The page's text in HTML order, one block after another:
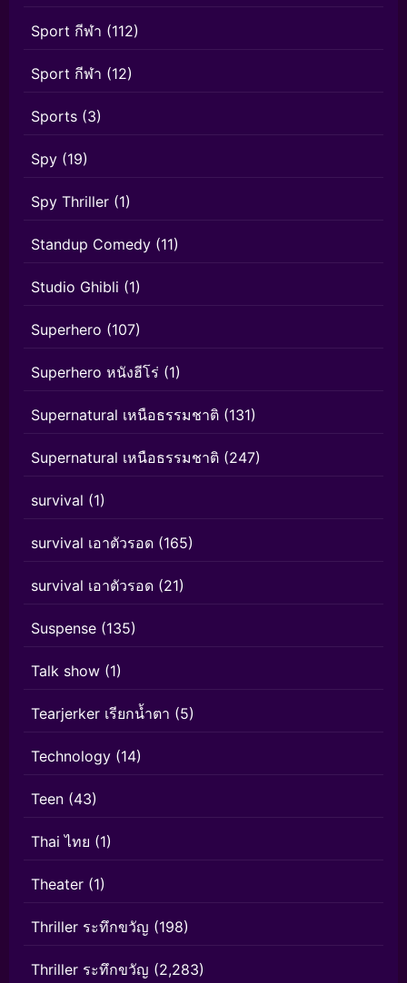
Sport กีฬา (112)
Sport กีฬา (12)
Sports (3)
Spy (19)
Spy Thriller (1)
Standup Comedy (11)
Studio Ghibli (1)
Superhero (107)
Superhero หนังฮีโร่ (1)
Supernatural เหนือธรรมชาติ (131)
Supernatural เหนือธรรมชาติ (247)
survival (1)
survival เอาตัวรอด (165)
survival เอาตัวรอด (21)
Suspense (135)
Talk show (1)
Tearjerker เรียกน้ำตา (5)
Technology (14)
Teen (43)
Thai ไทย (1)
Theater (1)
Thriller ระทึกขวัญ (198)
Thriller ระทึกขวัญ (2,283)